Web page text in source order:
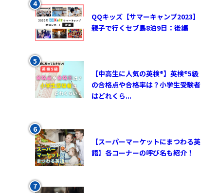
QQキッズ【サマーキャンプ2023】
親子で行くセブ島8泊9日：後編
【中高生に人気の英検®︎】英検®︎5級
の合格点や合格率は？小学生受験者
はどれくら...
【スーパーマーケットにまつわる英
語】各コーナーの呼び名も紹介！